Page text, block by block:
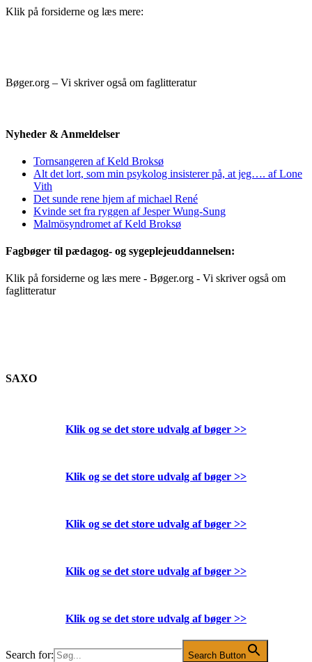
Klik på forsiderne og læs mere:
Bøger.org – Vi skriver også om faglitteratur
Nyheder & Anmeldelser
Tornsangeren af Keld Broksø
Alt det lort, som min psykolog insisterer på, at jeg…. af Lone
Vith
Det sunde rene hjem af michael René
Kvinde set fra ryggen af Jesper Wung-Sung
Malmösyndromet af Keld Broksø
Fagbøger til pædagog- og sygeplejeuddannelsen:
Klik på forsiderne og læs mere - Bøger.org - Vi skriver også om
faglitteratur
SAXO
Klik og se det store udvalg af bøger >>
Klik og se det store udvalg af bøger >>
Klik og se det store udvalg af bøger >>
Klik og se det store udvalg af bøger >>
Klik og se det store udvalg af bøger >>
Search for: Search Button